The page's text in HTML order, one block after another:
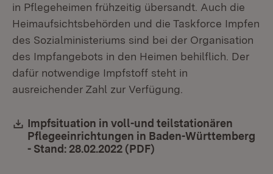
in Pflegeheimen frühzeitig übersandt. Auch die
Heimaufsichtsbehörden und die Taskforce Impfen
des Sozialministeriums sind bei der Organisation
des Impfangebots in den Heimen behilflich. Der
dafür notwendige Impfstoff steht in
ausreichender Zahl zur Verfügung.
Download:
Impfsituation in voll-und teilstationären
Pflegeeinrichtungen in Baden-Württemberg
- Stand: 28.02.2022 (PDF)